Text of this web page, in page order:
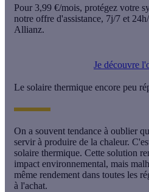
Pour 3,99 €/mois, protégez votre
notre offre d'assistance, 7j/7 et
Allianz.
Je découvre
Le solaire thermique encore peu
On a souvent tendance à oublier
servir à produire de la chaleur.
solaire thermique. Cette solution
impact environnemental, mais
même rendement dans toutes les
à l'achat.